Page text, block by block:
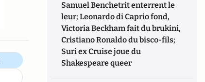
Samuel Benchetrit enterrent le
leur; Leonardo di Caprio fond,
Victoria Beckham fait du brukini,
Cristiano Ronaldo du bisco-fils;
Suri ex Cruise joue du
Shakespeare queer